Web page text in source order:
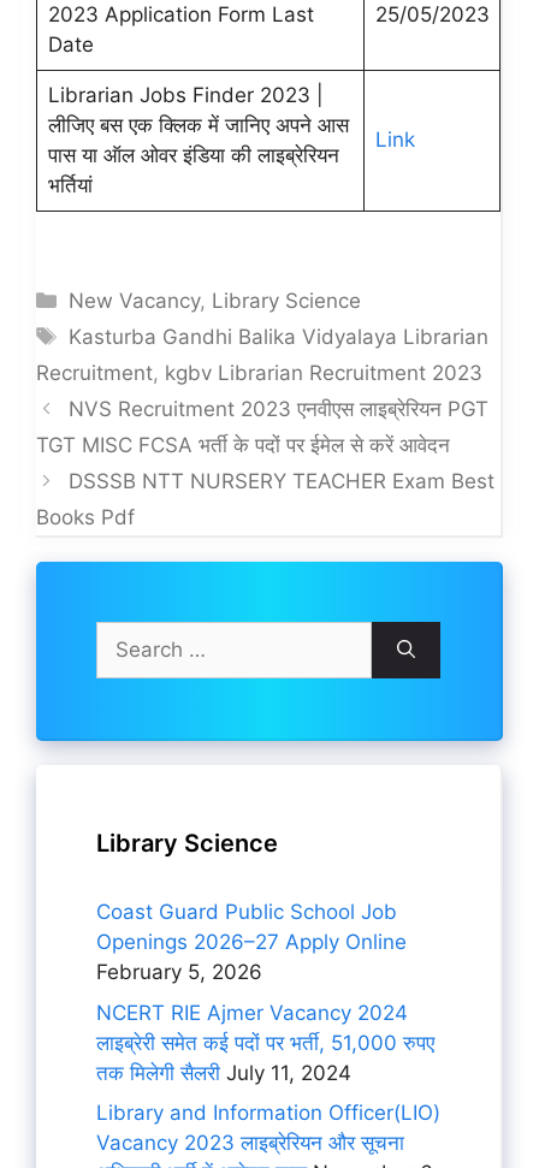
2023 Application Form Last
Date
25/05/2023
Librarian Jobs Finder 2023 |
लीजिए बस एक क्लिक में जानिए अपने आस
पास या ऑल ओवर इंडिया की लाइब्रेरियन
भर्तियां
Link
Categories
New Vacancy, Library Science
Tags
Kasturba Gandhi Balika Vidyalaya Librarian
Recruitment, kgbv Librarian Recruitment 2023
NVS Recruitment 2023 एनवीएस लाइब्रेरियन PGT
TGT MISC FCSA भर्ती के पदों पर ईमेल से करें आवेदन
DSSSB NTT NURSERY TEACHER Exam Best
Books Pdf
Search
for:
Library Science
Coast Guard Public School Job
Openings 2026–27 Apply Online
February 5, 2026
NCERT RIE Ajmer Vacancy 2024
लाइब्रेरी समेत कई पदों पर भर्ती, 51,000 रुपए
तक मिलेगी सैलरी July 11, 2024
Library and Information Officer(LIO)
Vacancy 2023 लाइब्रेरियन और सूचना